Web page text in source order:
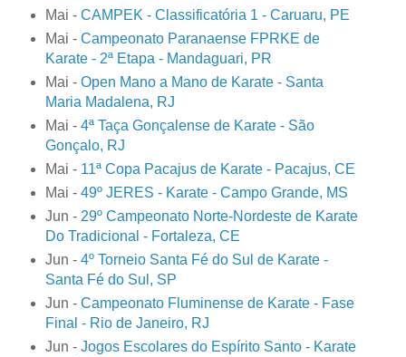
Mai - CAMPEK - Classificatória 1 - Caruaru, PE
Mai - Campeonato Paranaense FPRKE de
Karate - 2ª Etapa - Mandaguari, PR
Mai - Open Mano a Mano de Karate - Santa
Maria Madalena, RJ
Mai - 4ª Taça Gonçalense de Karate - São
Gonçalo, RJ
Mai - 11ª Copa Pacajus de Karate - Pacajus, CE
Mai - 49º JERES - Karate - Campo Grande, MS
Jun - 29º Campeonato Norte-Nordeste de Karate
Do Tradicional - Fortaleza, CE
Jun - 4º Torneio Santa Fé do Sul de Karate -
Santa Fé do Sul, SP
Jun - Campeonato Fluminense de Karate - Fase
Final - Rio de Janeiro, RJ
Jun - Jogos Escolares do Espírito Santo - Karate